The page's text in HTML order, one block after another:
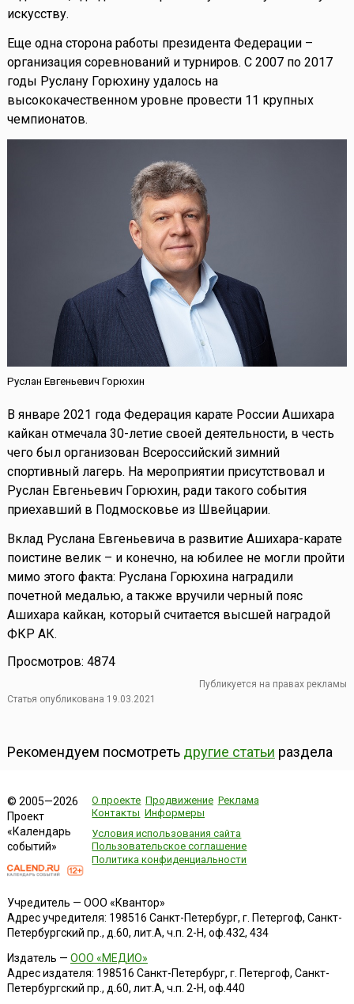
искусству.
Еще одна сторона работы президента Федерации –
организация соревнований и турниров. С 2007 по 2017
годы Руслану Горюхину удалось на
высококачественном уровне провести 11 крупных
чемпионатов.
Руслан Евгеньевич Горюхин
В январе 2021 года Федерация карате России Ашихара
кайкан отмечала 30-летие своей деятельности, в честь
чего был организован Всероссийский зимний
спортивный лагерь. На мероприятии присутствовал и
Руслан Евгеньевич Горюхин, ради такого события
приехавший в Подмосковье из Швейцарии.
Вклад Руслана Евгеньевича в развитие Ашихара-карате
поистине велик – и конечно, на юбилее не могли пройти
мимо этого факта: Руслана Горюхина наградили
почетной медалью, а также вручили черный пояс
Ашихара кайкан, который считается высшей наградой
ФКР АК.
Просмотров: 4874
Публикуется на правах рекламы
Статья опубликована 19.03.2021
Рекомендуем посмотреть другие статьи раздела
© 2005—2026
Проект
«Календарь
событий»
О проекте Продвижение Реклама
Контакты Информеры
Условия использования сайта
Пользовательское соглашение
Политика конфиденциальности
Учредитель — ООО «Квантор»
Адрес учредителя: 198516 Санкт-Петербург, г. Петергоф, Санкт-
Петербургский пр., д.60, лит.А, ч.п. 2-Н, оф.432, 434
Издатель — ООО «МЕДИО»
Адрес издателя: 198516 Санкт-Петербург, г. Петергоф, Санкт-
Петербургский пр., д.60, лит.А, ч.п. 2-Н, оф.440